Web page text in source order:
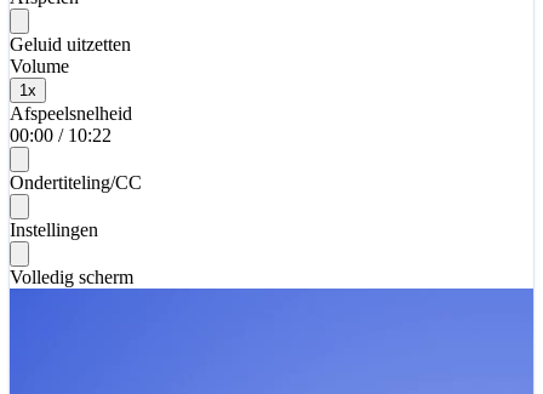
Geluid uitzetten
Volume
1 x
Afspeelsnelheid
00:00 / 10:22
Ondertiteling/CC
Instellingen
Volledig scherm